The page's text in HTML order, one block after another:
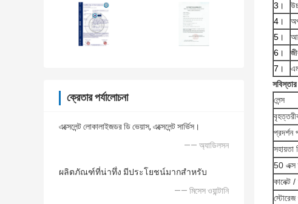
ক্রেতার পর্যালোচনা
এক্সেলেন্ট লোকালাইজডর ডি ভেয়াস, এক্সেলেন্ট সার্ভিস।
—— অ্যাডিলসন
ผลิตภัณฑ์ที่น่าทึ่ง มีประโยชน์มากสำหรับ
—— মিসেস ওয়ান্টানি
3।
4।
5।
6।
7।
সবিস্তার
লেন্স
প্রদর্শন
সহায়তা
50 এক্স
স্টোরেজ